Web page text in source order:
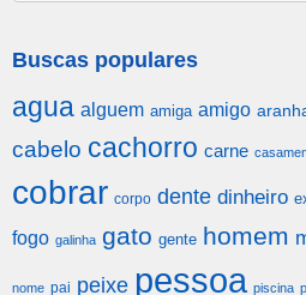
Buscas populares
agua alguem amiga amigo
cabelo cachorro carne
cobrar corpo dente dinheiro
fogo galinha gato gente homem
nome pai peixe pessoa piscina